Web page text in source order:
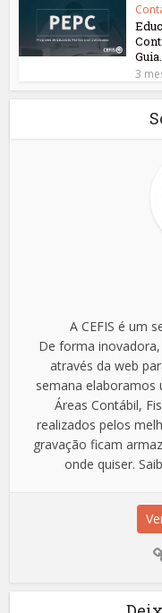
3
A CEFIS é um
De forma
através da web
semana elaboramos
Áreas Contábil,
realizados pelos
gravação ficam
onde quiser.